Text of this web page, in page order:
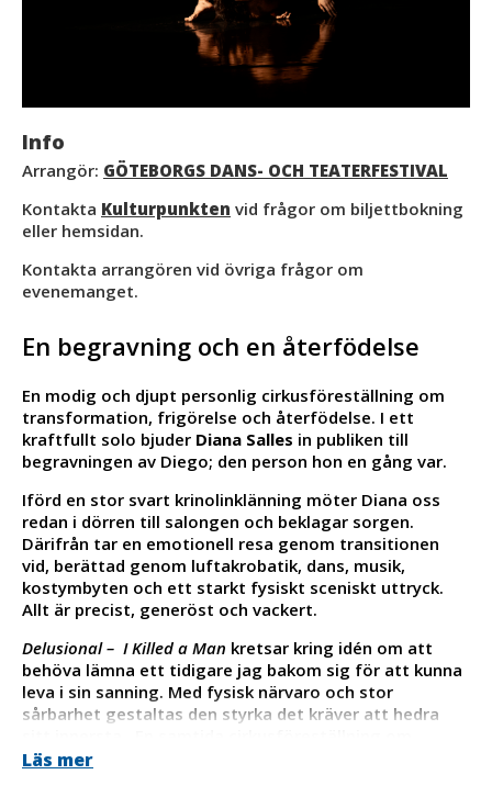
Info
Arrangör: GÖTEBORGS DANS- OCH TEATERFESTIVAL
Kontakta Kulturpunkten vid frågor om biljettbokning
eller hemsidan.
Kontakta arrangören vid övriga frågor om
evenemanget.
En begravning och en återfödelse
En modig och djupt personlig cirkusföreställning om
transformation, frigörelse och återfödelse. I ett
kraftfullt solo bjuder Diana Salles in publiken till
begravningen av Diego; den person hon en gång var.
Iförd en stor svart krinolinklänning möter Diana oss
redan i dörren till salongen och beklagar sorgen.
Därifrån tar en emotionell resa genom transitionen
vid, berättad genom luftakrobatik, dans, musik,
kostymbyten och ett starkt fysiskt sceniskt uttryck.
Allt är precist, generöst och vackert.
Delusional – I Killed a Man kretsar kring idén om att
behöva lämna ett tidigare jag bakom sig för att kunna
leva i sin sanning. Med fysisk närvaro och stor
sårbarhet gestaltas den styrka det kräver att hedra
överlevnad, mod och självbestämmande. Och om att
Läs mer